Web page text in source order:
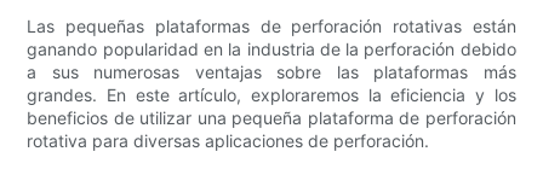
Las pequeñas plataformas de perforación rotativas están
ganando popularidad en la industria de la perforación debido
a sus numerosas ventajas sobre las plataformas más
grandes. En este artículo, exploraremos la eficiencia y los
beneficios de utilizar una pequeña plataforma de perforación
rotativa para diversas aplicaciones de perforación.